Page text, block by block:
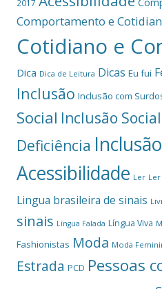
2017
Comportamento e
Cotidiano e
Dica Dica de Leitura Dicas Eu fui
Inclusão Inclusão com
Social Inclusão
Deficiência
Acessibilidade Ler
Lingua brasileira de sinais
sinais Língua Falada Língua Viva
Fashionistas Moda Moda
Estrada PCD Pessoas